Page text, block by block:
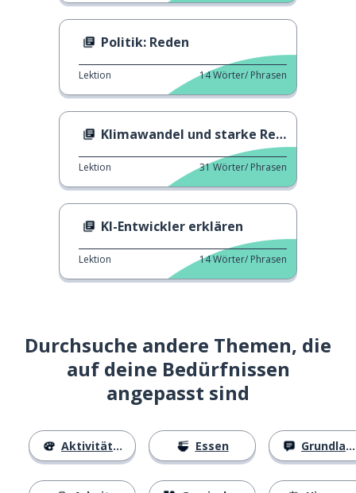
Politik: Reden
Lektion 14Wörter/ Phrasen
Klimawandel und starke Regenfälle
Lektion 31Wörter/ Phrasen
KI-Entwickler erklären
Lektion 14Wörter/ Phrasen
Durchsuche andere Themen, die
auf deine Bedürfnissen
angepasst sind
Aktivitäten Essen Grundlagen